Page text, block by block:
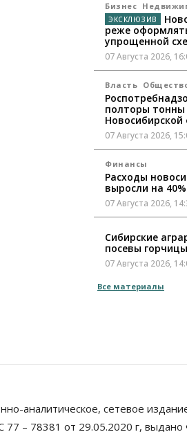
Бизнес
реже
упрощенной
07 Августа 2026,
Власть
полторы тонны
Новосибирской
07 Августа 2026,
Финансы
Расходы
выросли на
07 Августа 2026,
Сибирские
посевы горчицы
07 Августа 2026,
Власть
«поставили
07 Августа 2026,
Все материалы
аналитическое, сетевое
– 78381 от 29.05.2020 г,